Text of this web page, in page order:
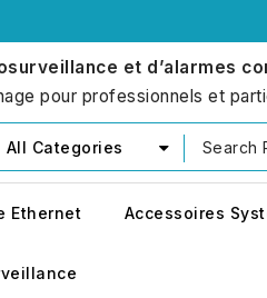
et d’alarmes
pour professionnels et
All Categories
Ethernet Accessoires